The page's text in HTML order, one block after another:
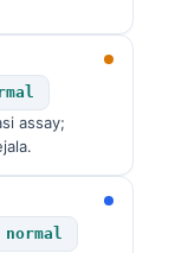
assay;